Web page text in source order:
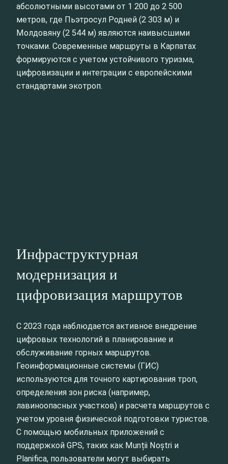
абсолютными высотами от 1 200 до 2 500
метров, где Пьэтросул Родней (2 303 м) и
Молдовяну (2 544 м) являются наивысшими
точками. Современные маршруты в Карпатах
формируются с учетом устойчивого туризма,
цифровизации и интеграции с европейскими
стандартами экотроп.
Инфраструктурная
модернизация и
цифровизация маршрутов
С 2023 года наблюдается активное внедрение
цифровых технологий в планирование и
обслуживание горных маршрутов.
Геоинформационные системы (ГИС)
используются для точного картирования троп,
определения зон риска (например,
лавиноопасных участков) и расчета маршрутов с
учетом уровня физической подготовки туристов.
С помощью мобильных приложений с
поддержкой GPS, таких как Munții Noștri и
Planifica, пользователи могут выбирать